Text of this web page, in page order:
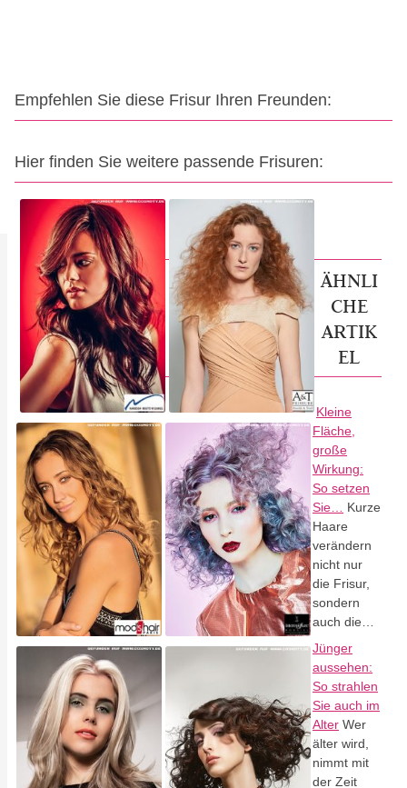
Empfehlen Sie diese Frisur Ihren Freunden:
Hier finden Sie weitere passende Frisuren:
ÄHNLI
CHE
ARTIK
EL
Kleine
Fläche,
große
Wirkung:
So setzen
Sie…
Kurze
Haare
verändern
nicht nur
die Frisur,
sondern
auch die…
Jünger
aussehen:
So strahlen
Sie auch im
Alter Wer
älter wird,
nimmt mit
der Zeit